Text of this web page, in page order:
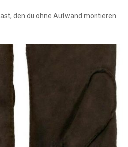
den du ohne Aufwand montieren